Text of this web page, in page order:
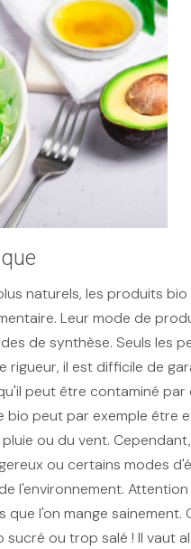
naturels, les produits
Leur mode de
de synthèse. Seuls les
rigueur, il est difficile de
peut être contaminé
bio peut par exemple être
ou du vent.
ou certains modes
l'environnement.
l'on mange sainement.
ou trop salé ! Il vaut